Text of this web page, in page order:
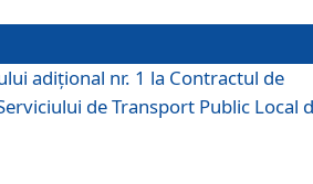
adiţional nr. 1 la Contractul de
de Transport Public Local